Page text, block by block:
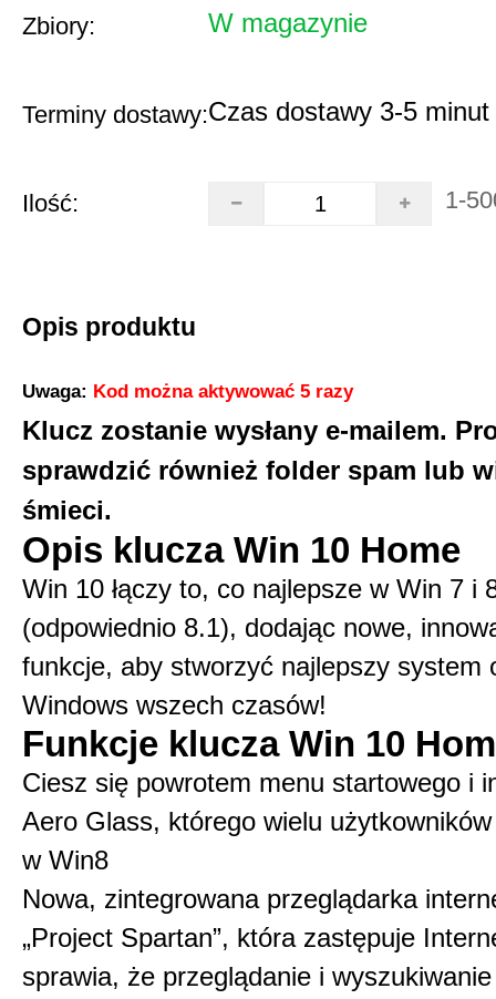
Zbiory: W magazynie
Terminy dostawy:Czas dostawy 3-5 minut
Ilość: 1-
Opis produktu
Uwaga: Kod można aktywować 5 razy
Klucz zostanie wysłany e-mailem.
sprawdzić również folder spam lub
śmieci.
Opis klucza Win 10 Home
Win 10 łączy to, co najlepsze w Win 7 i
(odpowiednio 8.1), dodając nowe,
funkcje, aby stworzyć najlepszy system
Windows wszech czasów!
Funkcje klucza Win 10
Ciesz się powrotem menu startowego i
Aero Glass, którego wielu użytkowników
w Win8
Nowa, zintegrowana przeglądarka
„Project Spartan”, która zastępuje
sprawia, że przeglądanie i